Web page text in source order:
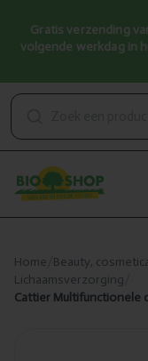
Gratis verzending
volgende werkdag in
Home Beauty,
Lichaamsverzorging
Cattier Multifunctionele